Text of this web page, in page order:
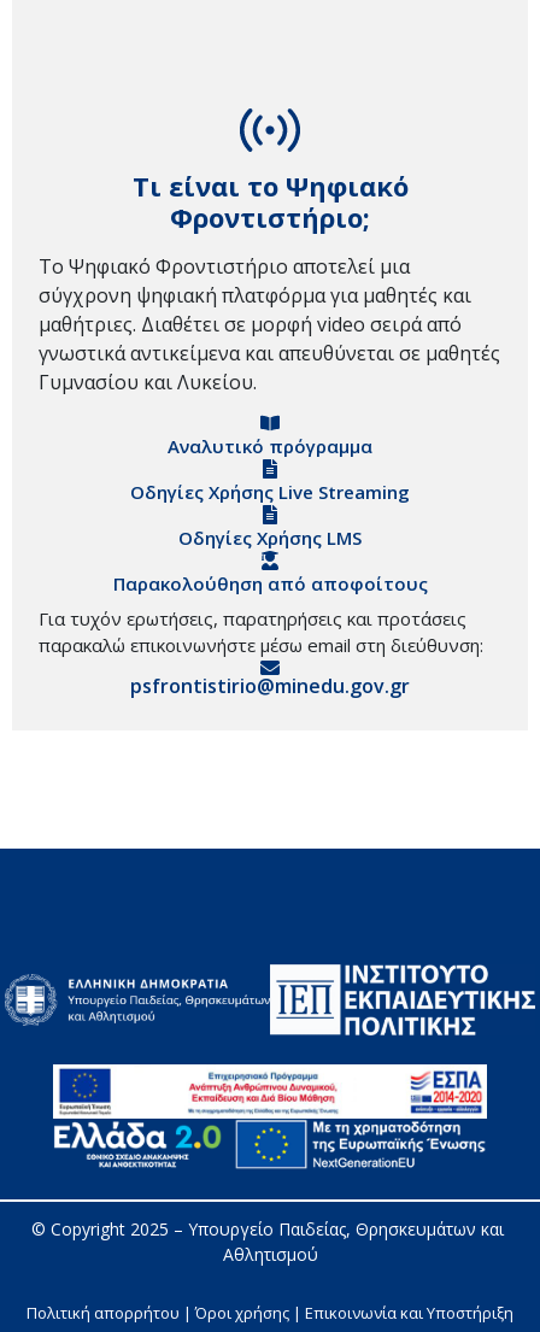
Τι είναι το Ψηφιακό
Φροντιστήριο;
Το Ψηφιακό Φροντιστήριο αποτελεί μια
σύγχρονη ψηφιακή πλατφόρμα για μαθητές και
μαθήτριες. Διαθέτει σε μορφή video σειρά από
γνωστικά αντικείμενα και απευθύνεται σε μαθητές
Γυμνασίου και Λυκείου.
Αναλυτικό πρόγραμμα
Οδηγίες Χρήσης Live Streaming
Οδηγίες Χρήσης LMS
Παρακολούθηση από αποφοίτους
Για τυχόν ερωτήσεις, παρατηρήσεις και προτάσεις
παρακαλώ επικοινωνήστε μέσω email στη διεύθυνση:
psfrontistirio@minedu.gov.gr
© Copyright 2025 – Υπουργείο Παιδείας, Θρησκευμάτων και
Αθλητισμού
Πολιτική απορρήτου | Όροι χρήσης | Επικοινωνία και Υποστήριξη